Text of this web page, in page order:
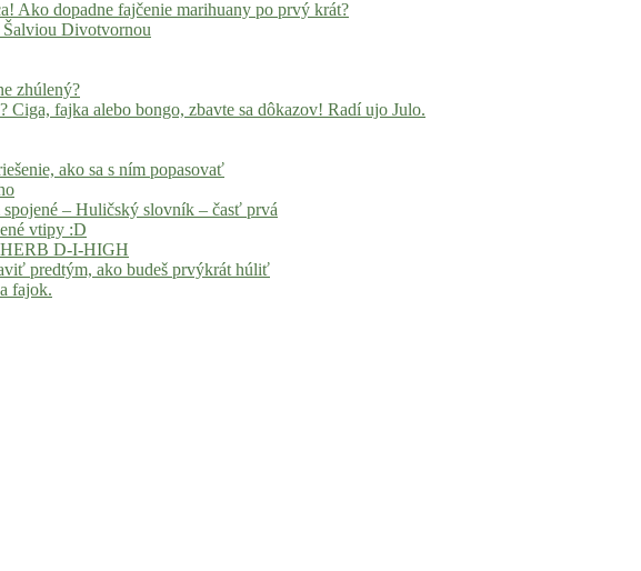
Ako dopadne fajčenie marihuany po prvý krát?
Divotvornou
zhúlený?
fajka alebo bongo, zbavte sa dôkazov! Radí ujo Julo.
ako sa s ním popasovať
– Huličský slovník – časť prvá
vtipy :D
HERB D-I-HIGH
predtým, ako budeš prvýkrát húliť
fajok.